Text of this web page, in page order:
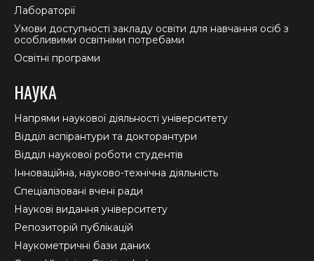
Лабораторії
Умови доступності закладу освіти для навчання осіб з
особливими освітніми потребами
Освітні програми
НАУКА
Напрями наукової діяльності університету
Відділ аспірантури та докторантури
Відділ наукової роботи студентів
Інноваційна, науково-технічна діяльність
Спеціалізовані вчені ради
Наукові видання університету
Репозиторій публікацій
Наукометричні бази даних